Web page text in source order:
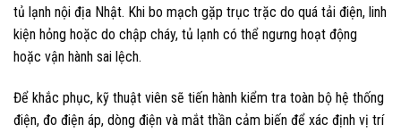
tủ lạnh nội địa Nhật. Khi bo mạch gặp trục trặc do quá tải điện, linh
kiện hỏng hoặc do chập cháy, tủ lạnh có thể ngưng hoạt động
hoặc vận hành sai lệch.
Để khắc phục, kỹ thuật viên sẽ tiến hành kiểm tra toàn bộ hệ thống
điện, đo điện áp, dòng điện và mắt thần cảm biến để xác định vị trí